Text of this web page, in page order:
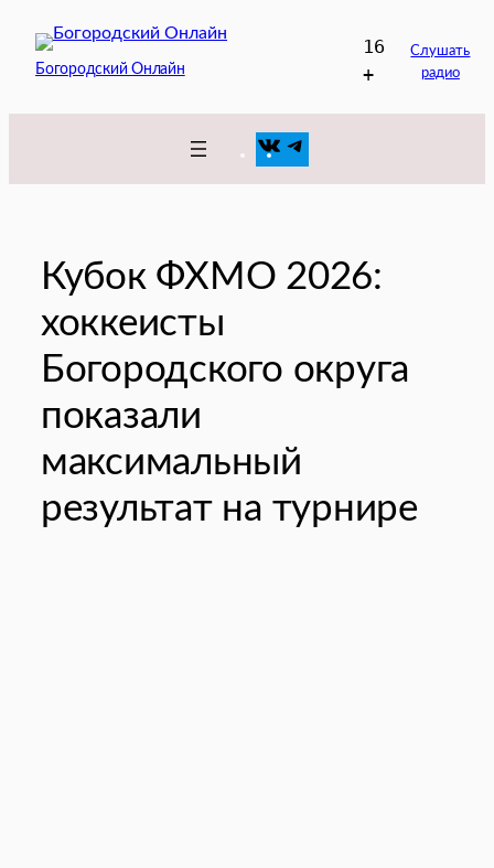
содержимому
Богородский Онлайн
16
+
Слушать
радио
VK
Кубок ФХМО 2026:
хоккеисты
Богородского округа
показали
максимальный
результат на турнире